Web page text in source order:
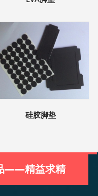
硅胶脚垫
——精益求精